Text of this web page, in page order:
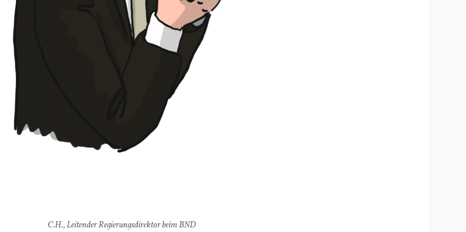
C.H., Leitender Regierungsdirektor beim BND